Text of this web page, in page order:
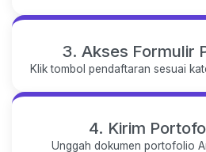
3. Akses Formulir
Klik tombol pendaftaran sesuai
4. Kirim
Unggah dokumen portofolio